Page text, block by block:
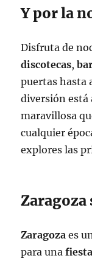
Y por la
Disfruta de
discotecas,
puertas hasta
diversión está
maravillosa
cualquier
explores las
Zaragoza
Zaragoza es
para unafiesta